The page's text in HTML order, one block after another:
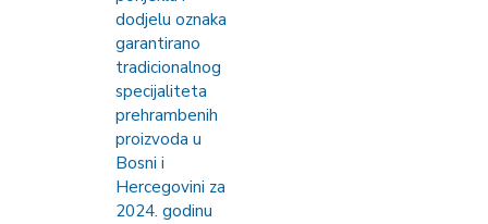
dodjelu oznaka
garantirano
tradicionalnog
specijaliteta
prehrambenih
proizvoda u
Bosni i
Hercegovini za
2024. godinu